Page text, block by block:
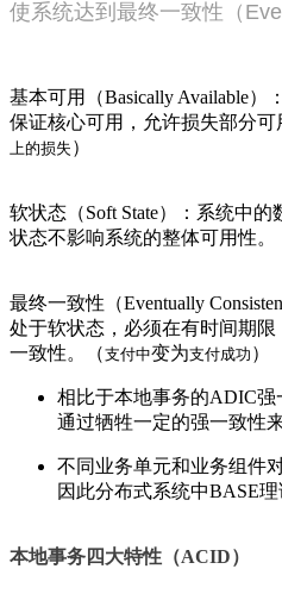
使系统达到最终一致性（
基本可用（Basically Available）
保证核心可用，允许损失部分可
上的损失 ）
软状态（Soft State）：系统中
状态不影响系统的整体可用性。
最终一致性（Eventually
处于软状态，必须在有时间期
一致性。（支付中变为支付成功 ）
相比于本地事务的ADIC强
通过牺牲一定的强一致性
不同业务单元和业务组件
因此分布式系统中BASE
本地事务四大特性（ACID）